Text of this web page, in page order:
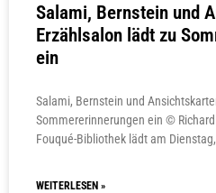
Salami, Bernstein und
Erzählsalon lädt zu
ein
Salami, Bernstein und
Sommererinnerungen ein ©
Fouqué-Bibliothek lädt am
WEITERLESEN »